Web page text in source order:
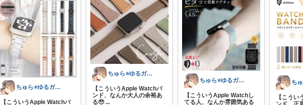
ちゅら⭐️ゆるガジェ日和⭐️
【こういうApple Watchバ
ちゅら⭐️ゆるガジェ日和⭐️
【こういうApple Watchバ
ンド、なんか大人の余裕あ
る🥹 ...
ちゅら⭐️ゆるガジェ日和⭐️
【こういうApple Watchし
てる人、なんか雰囲気ある
【こう